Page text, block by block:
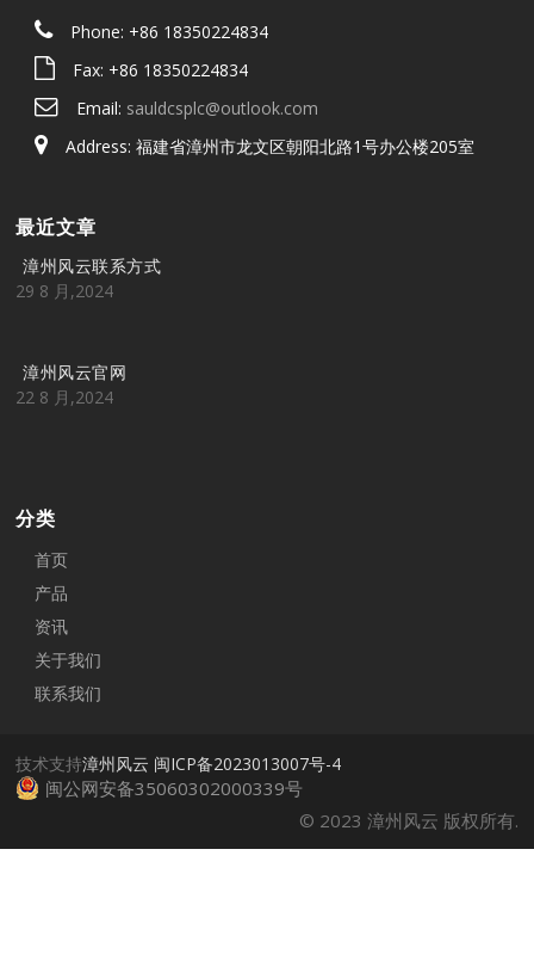
Phone: +86 18350224834
Fax: +86 18350224834
Email: sauldcsplc@outlook.com
Address: 福建省漳州市龙文区朝阳北路1号办公楼205室
最近文章
漳州风云联系方式
29 8 月,2024
漳州风云官网
22 8 月,2024
分类
首页
产品
资讯
关于我们
联系我们
技术支持漳州风云 闽ICP备2023013007号-4
闽公网安备35060302000339号
© 2023 漳州风云 版权所有.